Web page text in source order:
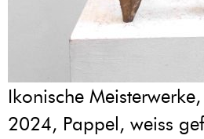
Ikonische Meisterwerke,
2024, Pappel, weiss